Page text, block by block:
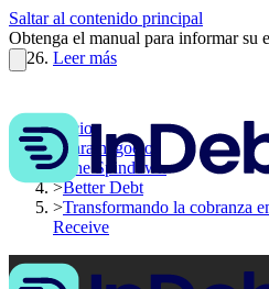
Saltar al contenido principal
Obtenga el manual para informar su
2026. Leer más
Inicio
>Para negocios
>The Spindown
>Better Debt
>Transformando la cobranza
Receive